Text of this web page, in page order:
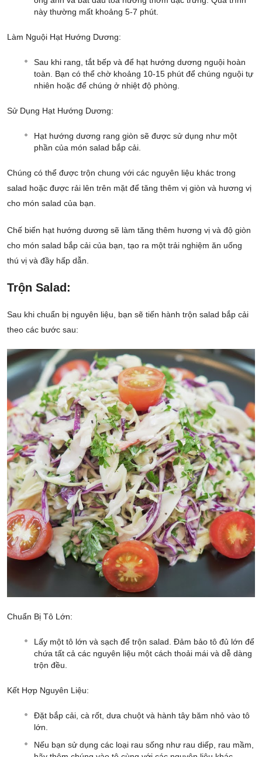
này thường mất khoảng 5-7 phút.
Làm Nguội Hạt Hướng Dương:
Sau khi rang, tắt bếp và để hạt hướng dương nguội hoàn
toàn. Bạn có thể chờ khoảng 10-15 phút để chúng nguội tự
nhiên hoặc để chúng ở nhiệt độ phòng.
Sử Dụng Hạt Hướng Dương:
Hạt hướng dương rang giòn sẽ được sử dụng như một
phần của món salad bắp cải.
Chúng có thể được trộn chung với các nguyên liệu khác trong
salad hoặc được rải lên trên mặt để tăng thêm vị giòn và hương vị
cho món salad của bạn.
Chế biến hạt hướng dương sẽ làm tăng thêm hương vị và độ giòn
cho món salad bắp cải của bạn, tạo ra một trải nghiệm ăn uống
thú vị và đầy hấp dẫn.
Trộn Salad:
Sau khi chuẩn bị nguyên liệu, bạn sẽ tiến hành trộn salad bắp cải
theo các bước sau:
Chuẩn Bị Tô Lớn:
Lấy một tô lớn và sạch để trộn salad. Đảm bảo tô đủ lớn để
chứa tất cả các nguyên liệu một cách thoải mái và dễ dàng
trộn đều.
Kết Hợp Nguyên Liệu:
Đặt bắp cải, cà rốt, dưa chuột và hành tây băm nhỏ vào tô
lớn.
Nếu bạn sử dụng các loại rau sống như rau diếp, rau mầm,